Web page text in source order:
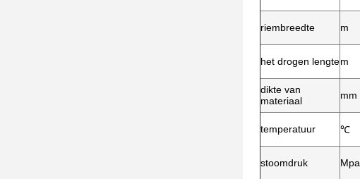
riembreedte m
het drogen lengtem
dikte van
materiaal
mm
temperatuur ℃
stoomdruk Mpa